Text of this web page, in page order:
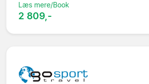
Læs mere/Book
2 809,-